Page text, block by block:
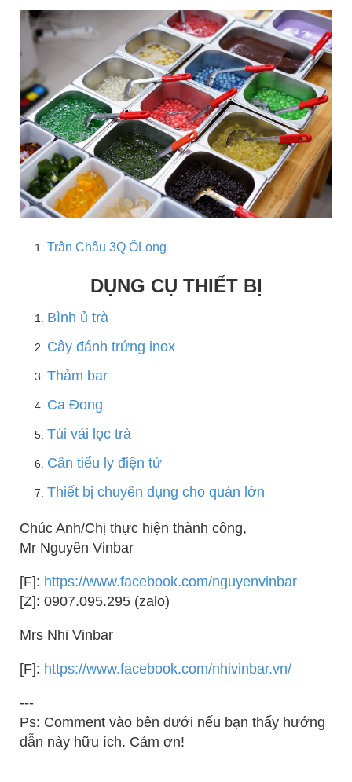
Trân Châu 3Q ÔLong
DỤNG CỤ THIẾT BỊ
Bình ủ trà
Cây đánh trứng inox
Thảm bar
Ca Đong
Túi vải lọc trà
Cân tiểu ly điện tử
Thiết bị chuyên dụng cho quán lớn
Chúc Anh/Chị thực hiện thành công,
Mr Nguyên Vinbar
[F]: https://www.facebook.com/nguyenvinbar
[Z]: 0907.095.295 (zalo)
Mrs Nhi Vinbar
[F]: https://www.facebook.com/nhivinbar.vn/
---
Ps: Comment vào bên dưới nếu bạn thấy hướng
dẫn này hữu ích. Cảm ơn!